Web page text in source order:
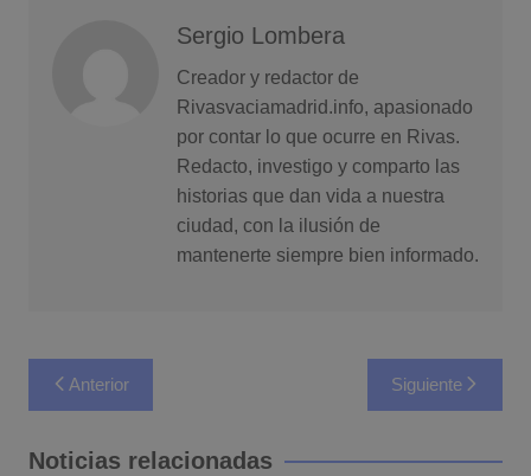
Sergio Lombera
Creador y redactor de
Rivasvaciamadrid.info, apasionado
por contar lo que ocurre en Rivas.
Redacto, investigo y comparto las
historias que dan vida a nuestra
ciudad, con la ilusión de
mantenerte siempre bien informado.
Navegación
de
entradas
Anterior Siguiente
Noticias relacionadas